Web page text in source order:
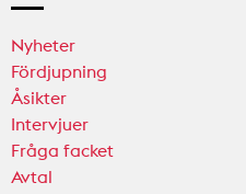
Nyheter
Fördjupning
Åsikter
Intervjuer
Fråga facket
Avtal